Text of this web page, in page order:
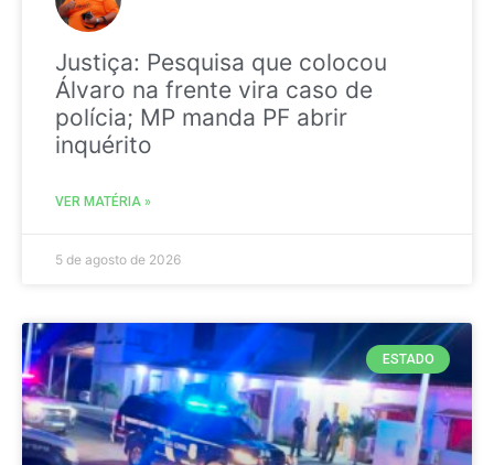
Justiça: Pesquisa que colocou
Álvaro na frente vira caso de
polícia; MP manda PF abrir
inquérito
VER MATÉRIA »
5 de agosto de 2026
ESTADO